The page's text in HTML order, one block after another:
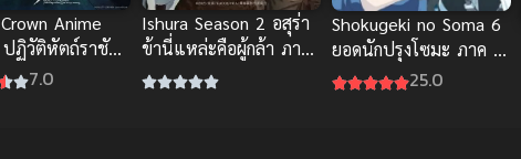
Anime
ปฏิวัติหัตถ์ราชัน
ย 7.0
Ishura Season 2 อสุร่า
ข้านี่แหล่ะคือผู้กล้า ภาค
2
Shokugeki no Soma 6
ยอดนักปรุงโซมะ ภาค 6
ซับไทย
25.0